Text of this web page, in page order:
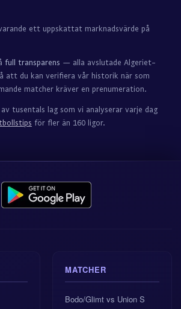
ett uppskattat marknadsvärde på
full transparens — alla avslutade Algeriet-
att du kan verifiera vår historik när som
matcher kräver en prenumeration.
tusentals lag som vi analyserar varje dag
för fler än 160 ligor.
MATCHER
Bodo/Glimt vs Union S